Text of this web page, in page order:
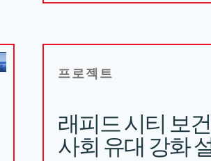
프로젝트
래피드 시티 보
사회 유대 강화